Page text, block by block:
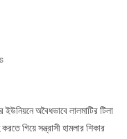
শিকার
হ‌লেন
অবৈধভাবে লালমাটির টিলা
গিয়ে সন্ত্রাসী হামলার শিকার